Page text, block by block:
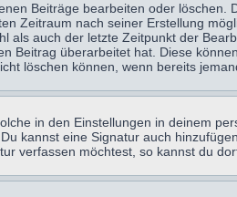
Beiträge bearbeiten oder
Zeitraum nach seiner Erstellung
als auch der letzte Zeitpunkt der
Beitrag überarbeitet hat. Diese
löschen können, wenn bereits
in den Einstellungen in deinem
kannst eine Signatur auch
verfassen möchtest, so kannst du